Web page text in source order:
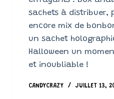
sachets à distribuer,
encore mix de
un sachet
Halloween un
et inoubliable !
CANDYCRAZY JUILLET 13,